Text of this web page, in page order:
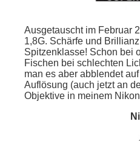
Ausgetauscht im Februar
1,8G. Schärfe und
Spitzenklasse! Schon bei
Fischen bei schlechten
man es aber abblendet
Auflösung (auch jetzt an
Objektive in meinem